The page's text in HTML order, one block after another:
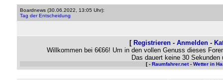
Boardnews (30.06.2022, 13:05 Uhr):
Tag der Entscheidung
[ Registrieren- Anmelden-
Willkommen bei 6€66! Um in den vollen Genuss dieses
Das dauert keine 30
[ - Raumfahrer.net- Wetter in